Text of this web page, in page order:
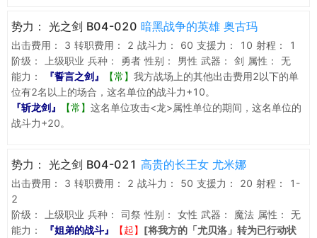
势力： 光之剑 B04-020 暗黑战争的英雄 奥古玛
出击费用： 3 转职费用： 2 战斗力： 60 支援力： 10 射程：
1
阶级：
上级职业 兵种： 勇者 性别： 男性 武器： 剑 属性：
无
能力：
『誓言之剑』 【常】 我方战场上的其他出击费用2以下的单
位有2名以上的场合，这名单位的战斗力+10。
『斩龙剑』
【常】 这名单位攻击<龙>属性单位的期间，这名单位的
战斗力+20。
势力： 光之剑 B04-021 高贵的长王女 尤米娜
出击费用： 3 转职费用： 2 战斗力： 50 支援力： 20 射程：
1-
2
阶级：
上级职业 兵种： 司祭 性别： 女性 武器： 魔法 属性：
无
能力：
『姐弟的战斗』 【起】 [将我方的「尤贝洛」转为已行动状